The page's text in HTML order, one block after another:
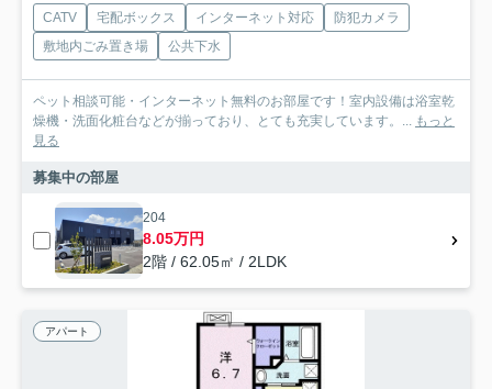
CATV 宅配ボックス インターネット対応
防犯カメラ
敷地内ごみ置き場
公共下水
ペット相談可能・インターネット無料のお部屋です！室内設備は浴室乾
燥機・洗面化粧台などが揃っており、とても充実しています。... もっと
見る
募集中の部屋
204
8.05万円
2階 / 62.05㎡ / 2LDK
アパート